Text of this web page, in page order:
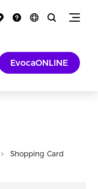
EvocaONLINE
Shopping Card